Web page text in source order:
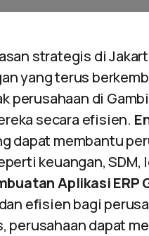
strategis di
yang terus
perusahaan di
secara efisien.
dapat membantu
keuangan, SDM,
Aplikasi ERP
efisien bagi
perusahaan dapat